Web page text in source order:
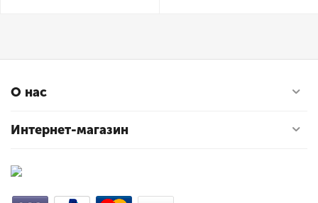
О нас
Интернет-магазин